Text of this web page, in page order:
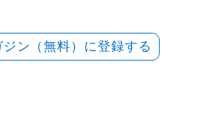
ジン（無料）に登録する